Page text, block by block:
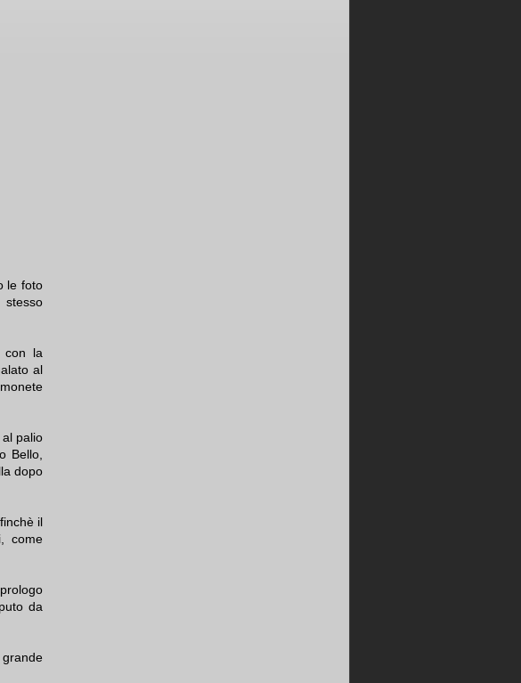
le foto
stesso
con la
al
palio
Bello,
dopo
il
come
da
grande